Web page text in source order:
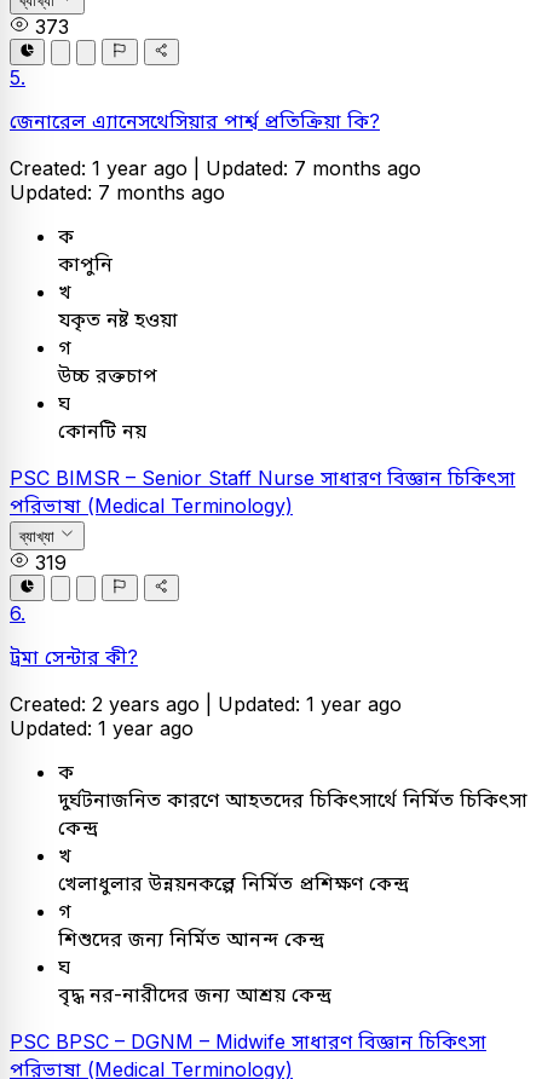
373
5.
জেনারেল এ্যানেসথেসিয়ার পার্শ্ব প্রতিক্রিয়া কি?
Created: 1 year ago | Updated: 7 months ago
Updated: 7 months ago
ক
কাপুনি
খ
যকৃত নষ্ট হওয়া
গ
উচ্চ রক্তচাপ
ঘ
কোনটি নয়
PSC BIMSR – Senior Staff Nurse সাধারণ বিজ্ঞান চিকিৎসা
পরিভাষা (Medical Terminology)
ব্যাখ্যা
319
6.
ট্রমা সেন্টার কী?
Created: 2 years ago | Updated: 1 year ago
Updated: 1 year ago
ক
দুর্ঘটনাজনিত কারণে আহতদের চিকিৎসার্থে নির্মিত চিকিৎসা
কেন্দ্র
খ
খেলাধুলার উন্নয়নকল্পে নির্মিত প্রশিক্ষণ কেন্দ্র
গ
শিশুদের জন্য নির্মিত আনন্দ কেন্দ্র
ঘ
বৃদ্ধ নর-নারীদের জন্য আশ্রয় কেন্দ্র
PSC BPSC – DGNM – Midwife সাধারণ বিজ্ঞান চিকিৎসা
পরিভাষা (Medical Terminology)